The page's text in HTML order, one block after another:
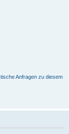
Anfragen zu diesem